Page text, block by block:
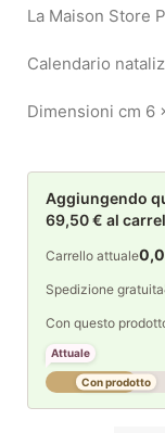
La Maison Store
Calendario
Dimensioni cm 6
Aggiungendo
69,50 € al
Carrello attuale
Spedizione gratuita
Con questo
Attuale
Con prodotto